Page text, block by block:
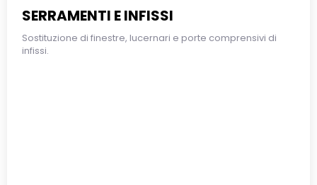
SERRAMENTI E INFISSI
Sostituzione di finestre, lucernari e porte comprensivi di
infissi.